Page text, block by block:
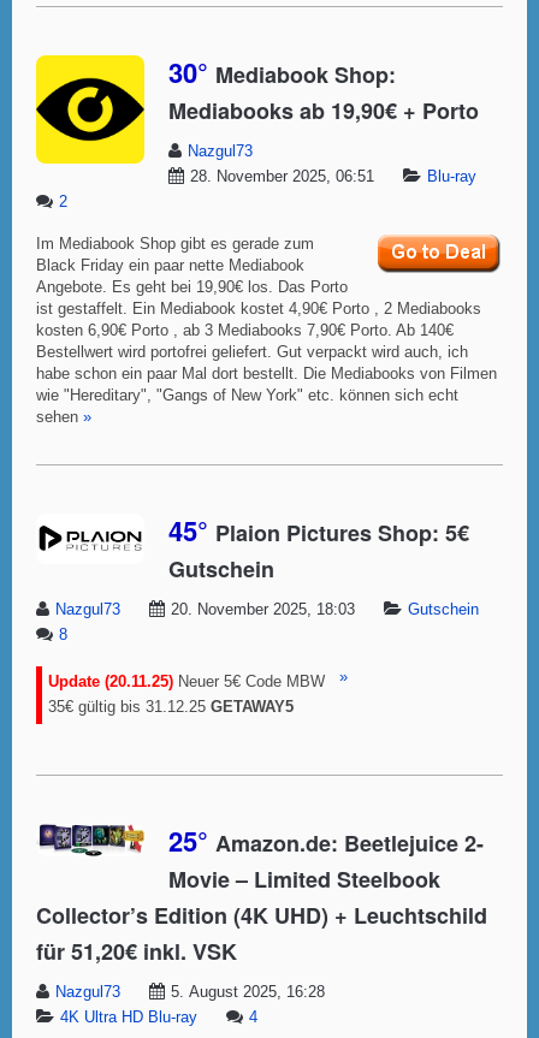
30° Mediabook Shop:
Mediabooks ab 19,90€ + Porto
Nazgul73
28. November 2025, 06:51
Blu-ray
2
Im Mediabook Shop gibt es gerade zum
Black Friday ein paar nette Mediabook
Angebote. Es geht bei 19,90€ los. Das Porto
ist gestaffelt. Ein Mediabook kostet 4,90€ Porto , 2 Mediabooks
kosten 6,90€ Porto , ab 3 Mediabooks 7,90€ Porto. Ab 140€
Bestellwert wird portofrei geliefert. Gut verpackt wird auch, ich
habe schon ein paar Mal dort bestellt. Die Mediabooks von Filmen
wie "Hereditary", "Gangs of New York" etc. können sich echt
sehen »
45° Plaion Pictures Shop: 5€
Gutschein
Nazgul73 20. November 2025, 18:03
Gutschein
8
Update (20.11.25) Neuer 5€ Code MBW
35€ gültig bis 31.12.25 GETAWAY5
»
25° Amazon.de: Beetlejuice 2-
Movie – Limited Steelbook
Collector’s Edition (4K UHD) + Leuchtschild
für 51,20€ inkl. VSK
Nazgul73
5. August 2025, 16:28
4K Ultra HD Blu-ray
4